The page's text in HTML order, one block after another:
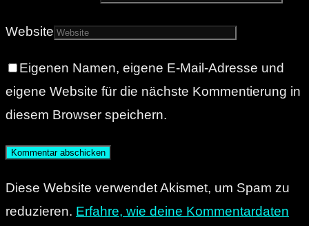
Website
Eigenen Namen, eigene E-Mail-Adresse und
eigene Website für die nächste Kommentierung in
diesem Browser speichern.
Diese Website verwendet Akismet, um Spam zu
reduzieren. Erfahre, wie deine Kommentardaten